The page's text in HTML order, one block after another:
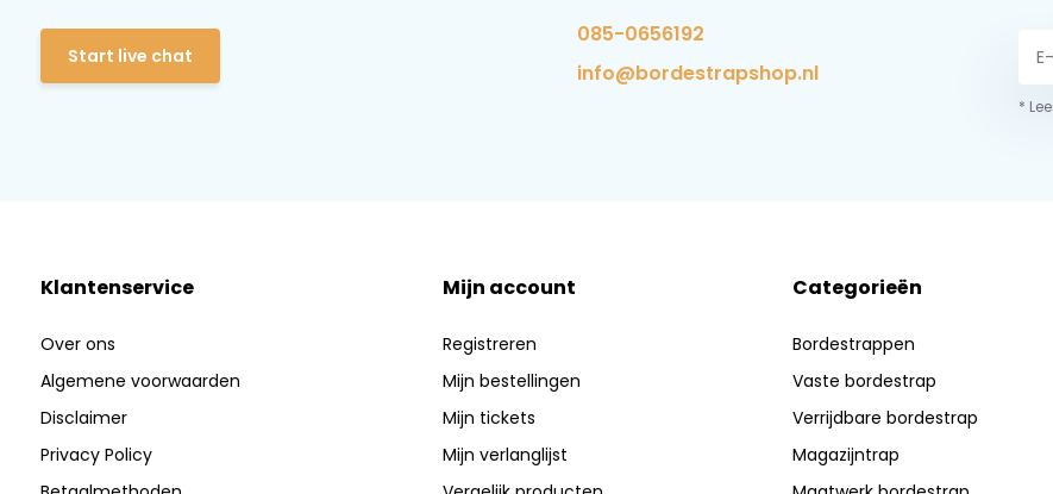
Start live chat
085-0656192
info@bordestrapshop.nl
*
Klantenservice
Over ons
Algemene voorwaarden
Disclaimer
Privacy Policy
Mijn account
Registreren
Mijn bestellingen
Mijn tickets
Mijn verlanglijst
Categorieën
Bordestrappen
Vaste bordestrap
Verrijdbare bordestrap
Magazijntrap